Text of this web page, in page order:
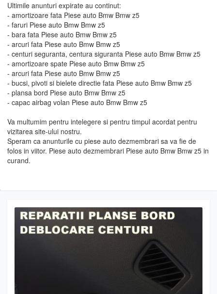
Ultimile anunturi expirate au continut:
- amortizoare fata Piese auto Bmw Bmw z5
- faruri Piese auto Bmw Bmw z5
- bara fata Piese auto Bmw Bmw z5
- arcuri fata Piese auto Bmw Bmw z5
- centuri seguranta, centura siguranta Piese auto Bmw Bmw z5
- amortizoare spate Piese auto Bmw Bmw z5
- arcuri fata Piese auto Bmw Bmw z5
- bucsi, pivoti si bielete directie fata Piese auto Bmw Bmw z5
- plansa bord Piese auto Bmw Bmw z5
- capac airbag volan Piese auto Bmw Bmw z5
Va multumim pentru intelegere si pentru timpul acordat pentru
vizitarea site-ului nostru.
Speram ca anunturile cu piese auto dezmembrari sa va fie de
folos in viitor. Piese auto dezmembrari Piese auto Bmw Bmw z5 in
curand.